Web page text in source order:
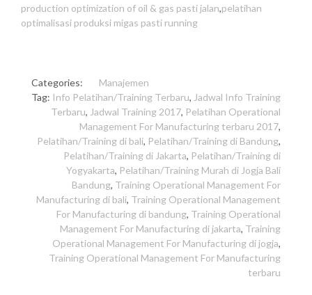
production optimization of oil & gas pasti jalan,pelatihan
optimalisasi produksi migas pasti running
Categories:
Manajemen
Tag: Info Pelatihan/Training Terbaru, Jadwal Info Training
Terbaru, Jadwal Training 2017, Pelatihan Operational
Management For Manufacturing terbaru 2017,
Pelatihan/Training di bali, Pelatihan/Training di Bandung,
Pelatihan/Training di Jakarta, Pelatihan/Training di
Yogyakarta, Pelatihan/Training Murah di Jogja Bali
Bandung, Training Operational Management For
Manufacturing di bali, Training Operational Management
For Manufacturing di bandung, Training Operational
Management For Manufacturing di jakarta, Training
Operational Management For Manufacturing di jogja,
Training Operational Management For Manufacturing
terbaru